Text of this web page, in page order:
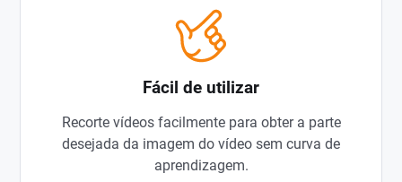
Fácil de utilizar
Recorte vídeos facilmente para obter a parte
desejada da imagem do vídeo sem curva de
aprendizagem.